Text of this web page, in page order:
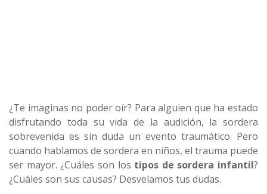
¿Te imaginas no poder oír? Para alguien que ha estado
disfrutando toda su vida de la audición, la sordera
sobrevenida es sin duda un evento traumático. Pero
cuando hablamos de sordera en niños, el trauma puede
ser mayor. ¿Cuáles son los tipos de sordera infantil?
¿Cuáles son sus causas? Desvelamos tus dudas.